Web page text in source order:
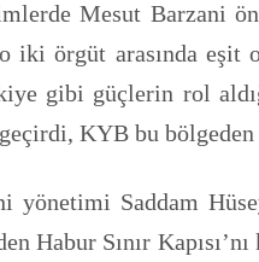
Mesut Barzani
iki örgüt arasında eşit
gibi güçlerin rol
KYB bu bölgeden
yönetimi Saddam
Habur Sınır